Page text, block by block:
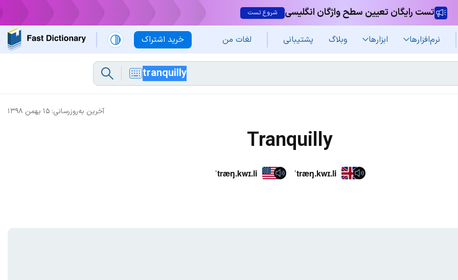
تست رایگان تعیین سطح واژگان انگلیسی شروع تست
خرید اشتراک نرم‌افزار‌ها ابزارها وبلاگ پشتیبانی لغات من
آخرین به‌روزرسانی: ۱۵ بهمن ۱۳۹۸
Tranquilly
ˈtræŋ.kwɪ.li ˈtræŋ.kwɪ.li